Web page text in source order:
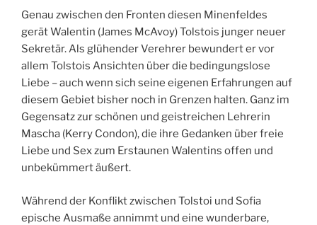
Genau zwischen den Fronten diesen Minenfeldes
gerät Walentin (James McAvoy) Tolstois junger neuer
Sekretär. Als glühender Verehrer bewundert er vor
allem Tolstois Ansichten über die bedingungslose
Liebe – auch wenn sich seine eigenen Erfahrungen auf
diesem Gebiet bisher noch in Grenzen halten. Ganz im
Gegensatz zur schönen und geistreichen Lehrerin
Mascha (Kerry Condon), die ihre Gedanken über freie
Liebe und Sex zum Erstaunen Walentins offen und
unbekümmert äußert.
Während der Konflikt zwischen Tolstoi und Sofia
epische Ausmaße annimmt und eine wunderbare,